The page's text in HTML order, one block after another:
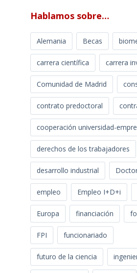
Hablamos sobre…
Alemania Becas
carrera científica carrera
Comunidad de Madrid
contrato predoctoral
cooperación universidad-
derechos de los trabajadores
desarrollo industrial
empleo Empleo I+D+i
Europa financiación
FPI funcionariado
futuro de la ciencia